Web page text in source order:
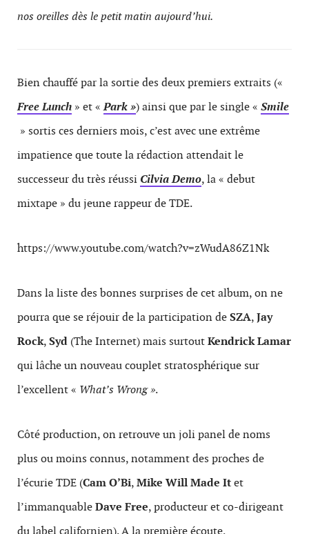
nos oreilles dès le petit matin aujourd’hui.
Bien chauffé par la sortie des deux premiers extraits («
Free Lunch » et «Park ») ainsi que par le single « Smile
» sortis ces derniers mois, c’est avec une extrême
impatience que toute la rédaction attendait le
successeur du très réussi Cilvia Demo, la « debut
mixtape » du jeune rappeur de TDE.
https://www.youtube.com/watch?v=zWudA86Z1Nk
Dans la liste des bonnes surprises de cet album, on ne
pourra que se réjouir de la participation deSZA,Jay
Rock,Syd (The Internet) mais surtoutKendrick Lamar
qui lâche un nouveau couplet stratosphérique sur
l’excellent « What’s Wrong ».
Côté production, on retrouve un joli panel de noms
plus ou moins connus, notamment des proches de
l’écurie TDE (Cam O’Bi,Mike Will Made Itet
l’immanquableDave Free, producteur et co-dirigeant
du label californien). A la première écoute,